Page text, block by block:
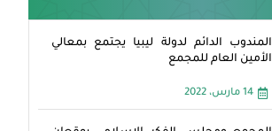
المندوب الدائم لدولة ليبيا يجتمع بمعالي
الأمين العام للمجمع
14 مارس، 2022